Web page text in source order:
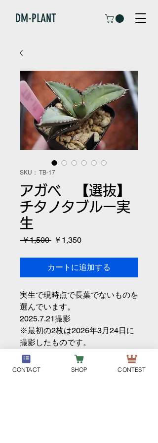
DM-PLANT
SKU： TB-17
アガベ 【選抜】
チタノタブルー実
生
￥1,500 通
価
格
￥1,350セ
ル
価
カートに追加する
実生で現時点で長葉でないものを
選んでいます。
2025.7.21撮影
※最初の2枚は2026年3月24日に
撮影したものです。
CONTACT SHOP CONTEST